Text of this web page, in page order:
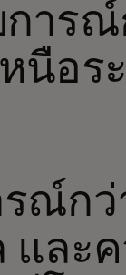
ารณ์
นือร
ณ์กว่
และ